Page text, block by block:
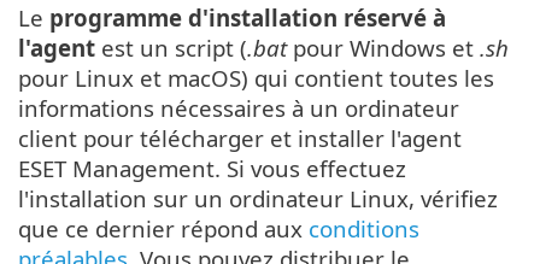
Le programme d'installation réservé à
l'agent est un script (.batpour Windows et .sh
pour Linux et macOS) qui contient toutes les
informations nécessaires à un ordinateur
client pour télécharger et installer l'agent
ESET Management. Si vous effectuez
l'installation sur un ordinateur Linux, vérifiez
que ce dernier répond aux conditions